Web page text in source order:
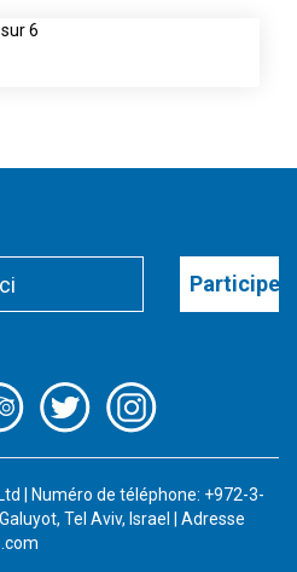
6
Participer
| Numéro de téléphone: +972-3-
Tel Aviv, Israel | Adresse